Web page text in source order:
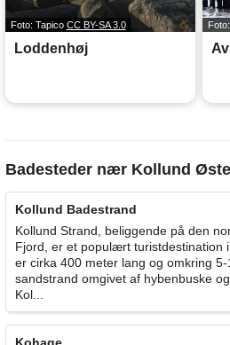
Foto: Tapico CC BY-SA 3.0
Loddenhøj
Badesteder nær Kollund
Kollund Badestrand
Kollund Strand, beliggende på den
Fjord, er et populært turistdestination
er cirka 400 meter lang og omkring
sandstrand omgivet af hybenbuske
Kol...